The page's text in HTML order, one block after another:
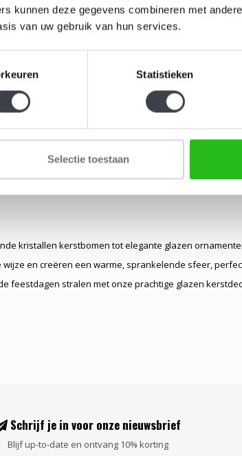
kunnen deze gegevens combineren met
van uw gebruik van hun services.
Statistieken
Selectie toestaan
kristallen kerstbomen tot elegante glazen
en creëren een warme, sprankelende sfeer,
stralen met onze prachtige glazen
Schrijf je in voor onze nieuwsbrief
Blijf up-to-date en ontvang 10% korting